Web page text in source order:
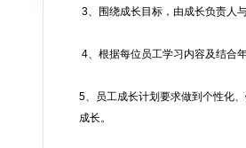
3、围绕成长目标，由成长负责人
4、根据每位员工学习内容及结合
5、员工成长计划要求做到个性化
成长。